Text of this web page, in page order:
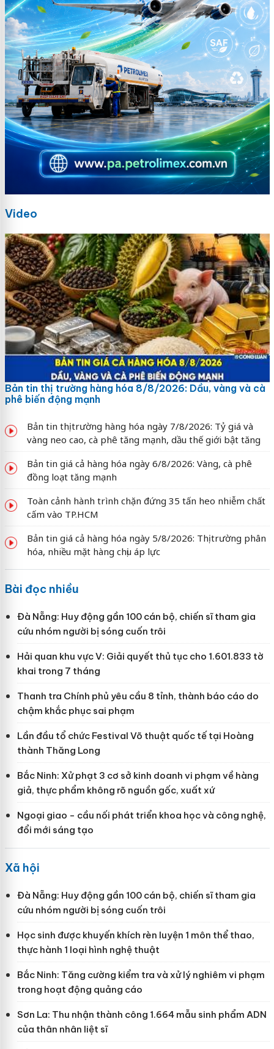
Video
Bản tin thị trường hàng hóa 8/8/2026: Dầu, vàng và cà
phê biến động mạnh
Bản tin thị trường hàng hóa ngày 7/8/2026: Tỷ giá và
vàng neo cao, cà phê tăng mạnh, dầu thế giới bật tăng
Bản tin giá cả hàng hóa ngày 6/8/2026: Vàng, cà phê
đồng loạt tăng mạnh
Toàn cảnh hành trình chặn đứng 35 tấn heo nhiễm chất
cấm vào TP.HCM
Bản tin giá cả hàng hóa ngày 5/8/2026: Thị trường phân
hóa, nhiều mặt hàng chịu áp lực
Bài đọc nhiều
Đà Nẵng: Huy động gần 100 cán bộ, chiến sĩ tham gia
cứu nhóm người bị sóng cuốn trôi
Hải quan khu vực V: Giải quyết thủ tục cho 1.601.833 tờ
khai trong 7 tháng
Thanh tra Chính phủ yêu cầu 8 tỉnh, thành báo cáo do
chậm khắc phục sai phạm
Lần đầu tổ chức Festival Võ thuật quốc tế tại Hoàng
thành Thăng Long
Bắc Ninh: Xử phạt 3 cơ sở kinh doanh vi phạm về hàng
giả, thực phẩm không rõ nguồn gốc, xuất xứ
Ngoại giao - cầu nối phát triển khoa học và công nghệ,
đổi mới sáng tạo
Xã hội
Đà Nẵng: Huy động gần 100 cán bộ, chiến sĩ tham gia
cứu nhóm người bị sóng cuốn trôi
Học sinh được khuyến khích rèn luyện 1 môn thể thao,
thực hành 1 loại hình nghệ thuật
Bắc Ninh: Tăng cường kiểm tra và xử lý nghiêm vi phạm
trong hoạt động quảng cáo
Sơn La: Thu nhận thành công 1.664 mẫu sinh phẩm ADN
của thân nhân liệt sĩ